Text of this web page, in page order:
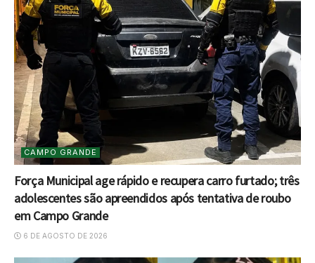
CAMPO GRANDE
Força Municipal age rápido e recupera carro furtado; três
adolescentes são apreendidos após tentativa de roubo
em Campo Grande
6 DE AGOSTO DE 2026